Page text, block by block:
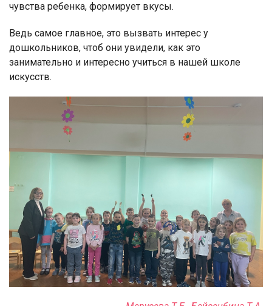
чувства ребенка, формирует вкусы.
Ведь самое главное, это вызвать интерес у
дошкольников, чтоб они увидели, как это
занимательно и интересно учиться в нашей школе
искусств.